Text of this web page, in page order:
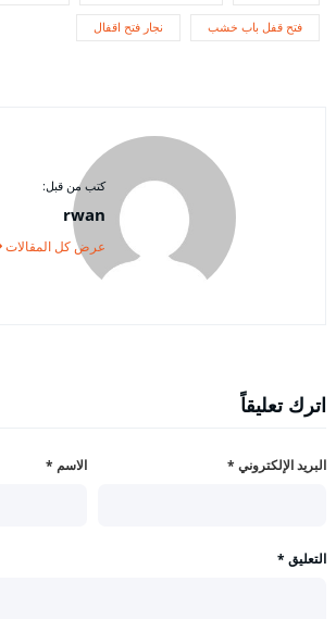
فتح قفل باب خشب نجار فتح اقفال
كتب من قبل:
rwan
عرض كل المقالات
اترك تعليقاً
الاسم * البريد الإلكتروني *
التعليق *